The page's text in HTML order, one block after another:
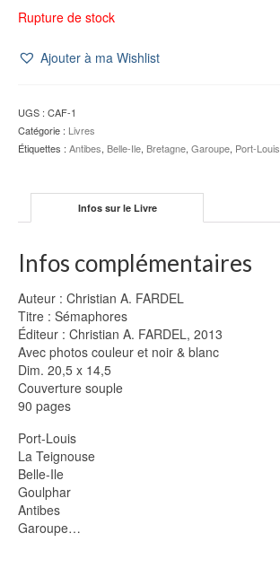
Rupture de stock
Ajouter à ma Wishlist
UGS : CAF-1
Catégorie : Livres
Étiquettes : Antibes, Belle-Ile, Bretagne, Garoupe, Port-Louis
Infos sur le Livre
Infos complémentaires
Auteur : Christian A. FARDEL
Titre : Sémaphores
Éditeur : Christian A. FARDEL, 2013
Avec photos couleur et noir & blanc
Dim. 20,5 x 14,5
Couverture souple
90 pages
Port-Louis
La Teignouse
Belle-Ile
Goulphar
Antibes
Garoupe…